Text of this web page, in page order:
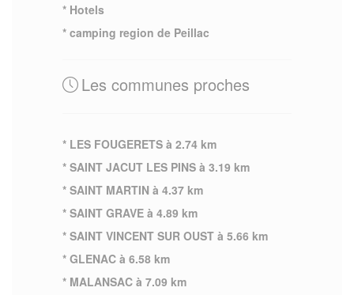
* Hotels
* camping region de Peillac
Les communes proches
* LES FOUGERETS à 2.74 km
* SAINT JACUT LES PINS à 3.19 km
* SAINT MARTIN à 4.37 km
* SAINT GRAVE à 4.89 km
* SAINT VINCENT SUR OUST à 5.66 km
* GLENAC à 6.58 km
* MALANSAC à 7.09 km